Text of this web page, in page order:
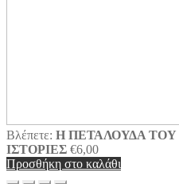
Βλέπετε: Η ΠΕΤΑΛΟΥΔΑ
ΙΣΤΟΡΙΕΣ €6,00
Προσθήκη στο καλάθι